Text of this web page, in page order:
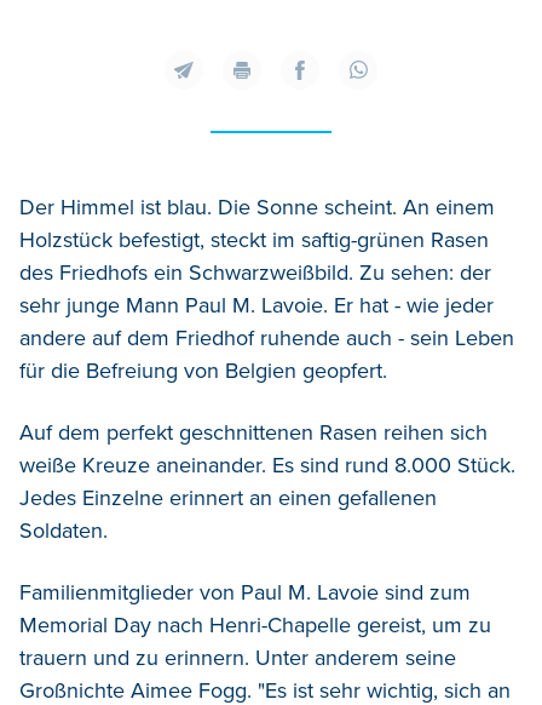
Der Himmel ist blau. Die Sonne scheint. An einem
Holzstück befestigt, steckt im saftig-grünen Rasen
des Friedhofs ein Schwarzweißbild. Zu sehen: der
sehr junge Mann Paul M. Lavoie. Er hat - wie jeder
andere auf dem Friedhof ruhende auch - sein Leben
für die Befreiung von Belgien geopfert.
Auf dem perfekt geschnittenen Rasen reihen sich
weiße Kreuze aneinander. Es sind rund 8.000 Stück.
Jedes Einzelne erinnert an einen gefallenen
Soldaten.
Familienmitglieder von Paul M. Lavoie sind zum
Memorial Day nach Henri-Chapelle gereist, um zu
trauern und zu erinnern. Unter anderem seine
Großnichte Aimee Fogg. "Es ist sehr wichtig, sich an